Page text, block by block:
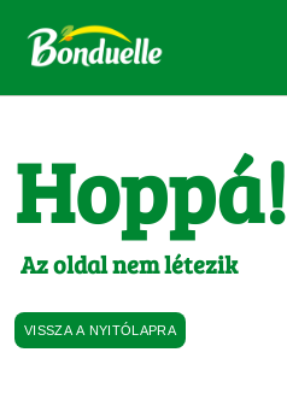
Hoppá!
Az oldal nem létezik
VISSZA A NYITÓLAPRA